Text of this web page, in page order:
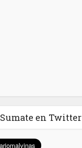
Sumate en Twitter